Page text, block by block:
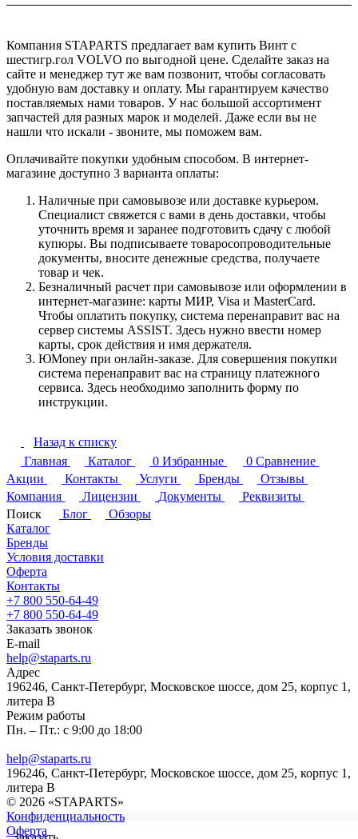
Компания STAPARTS предлагает вам купить Винт с
шестигр.гол VOLVO по выгодной цене. Сделайте заказ на
сайте и менеджер тут же вам позвонит, чтобы согласовать
удобную вам доставку и оплату. Мы гарантируем качество
поставляемых нами товаров. У нас большой ассортимент
запчастей для разных марок и моделей. Даже если вы не
нашли что искали - звоните, мы поможем вам.
Оплачивайте покупки удобным способом. В интернет-
магазине доступно 3 варианта оплаты:
Наличные при самовывозе или доставке курьером.
Специалист свяжется с вами в день доставки, чтобы
уточнить время и заранее подготовить сдачу с любой
купюры. Вы подписываете товаросопроводительные
документы, вносите денежные средства, получаете
товар и чек.
Безналичный расчет при самовывозе или оформлении в
интернет-магазине: карты МИР, Visa и MasterCard.
Чтобы оплатить покупку, система перенаправит вас на
сервер системы ASSIST. Здесь нужно ввести номер
карты, срок действия и имя держателя.
ЮMoney при онлайн-заказе. Для совершения покупки
система перенаправит вас на страницу платежного
сервиса. Здесь необходимо заполнить форму по
инструкции.
Назад к списку
Главная
Каталог 0 Избранные 0 Сравнение
Акции
Контакты Услуги Бренды
Отзывы
Компания
Лицензии Документы
Реквизиты
Поиск
Блог
Обзоры
Каталог
Бренды
Условия доставки
Оферта
Контакты
+7 800 550-64-49
+7 800 550-64-49
Заказать звонок
E-mail
help@staparts.ru
Адрес
196246, Санкт-Петербург, Московское шоссе, дом 25, корпус 1,
литера В
Режим работы
Пн. – Пт.: с 9:00 до 18:00
help@staparts.ru
196246, Санкт-Петербург, Московское шоссе, дом 25, корпус 1,
литера В
© 2026 «STAPARTS»
Конфиденциальность
Оферта